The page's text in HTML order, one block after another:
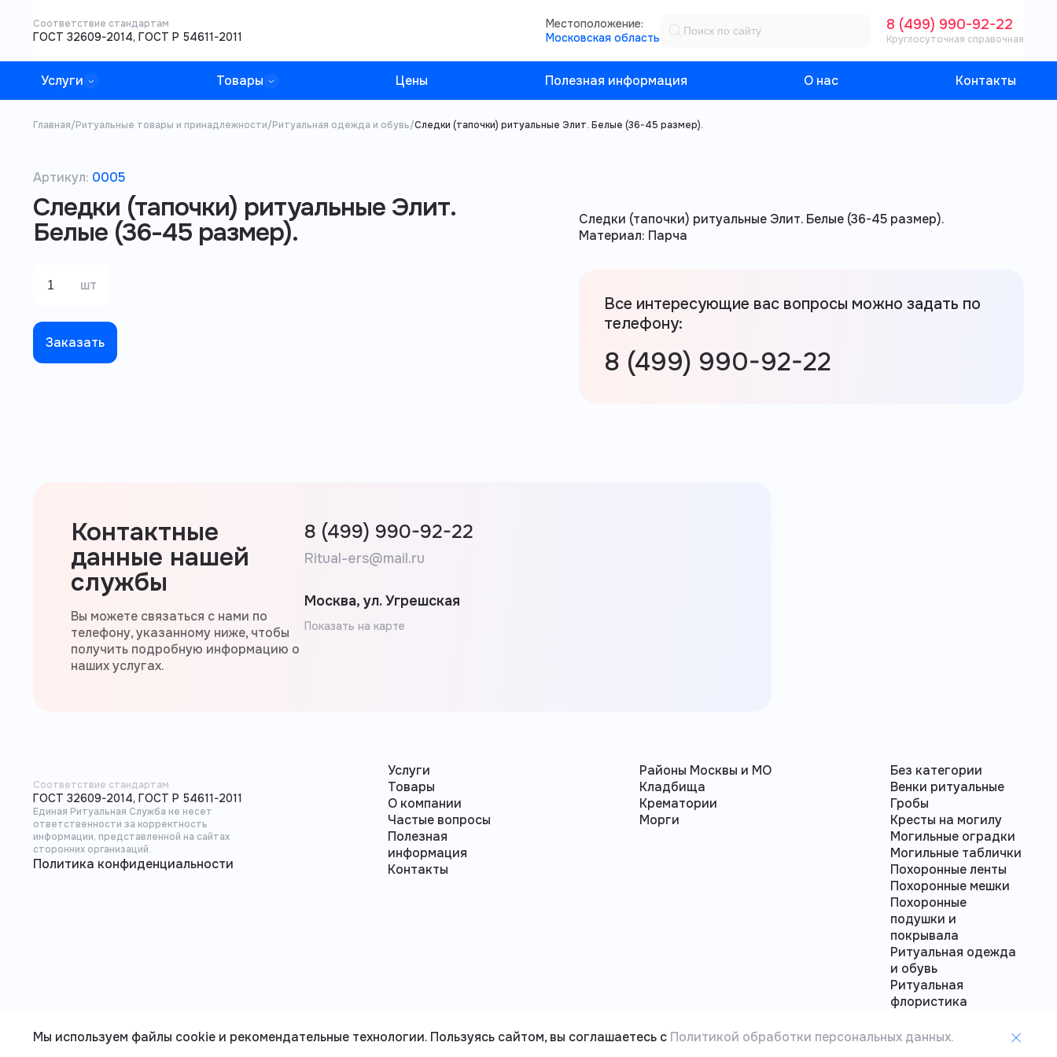
Соответствие стандартам
ГОСТ 32609-2014, ГОСТ Р 54611-2011
Местоположение:
Московская область
8 (499) 990-92-22
Круглосуточная справочная
Услуги Товары Цены Полезная информация О нас Контакты
Главная/Ритуальные товары и принадлежности/Ритуальная одежда и обувь/Следки (тапочки) ритуальные Элит. Белые (36-45 размер).
Артикул: 0005
Следки (тапочки) ритуальные Элит.
Белые (36-45 размер).
шт
Заказать
Следки (тапочки) ритуальные Элит. Белые (36-45 размер).
Материал: Парча
Все интересующие вас вопросы можно задать по
телефону:
8 (499) 990-92-22
Контактные
данные нашей
службы
Вы можете связаться с нами по
телефону, указанному ниже, чтобы
получить подробную информацию о
наших услугах.
8 (499) 990-92-22
Ritual-ers@mail.ru
Москва, ул. Угрешская
Показать на карте
Соответствие стандартам
ГОСТ 32609-2014, ГОСТ Р 54611-2011
Единая Ритуальная Служба не несет
ответственности за корректность
информации, представленной на сайтах
сторонних организаций.
Политика конфиденциальности
Услуги
Товары
О компании
Частые вопросы
Полезная
информация
Контакты
Районы Москвы и МО
Кладбища
Крематории
Морги
Без категории
Венки ритуальные
Гробы
Кресты на могилу
Могильные оградки
Могильные таблички
Похоронные ленты
Похоронные мешки
Похоронные
подушки и
покрывала
Ритуальная одежда
и обувь
Ритуальная
флористика
Мы используем файлы cookie и рекомендательные технологии. Пользуясь сайтом, вы соглашаетесь с Политикой обработки персональных данных. Privacy notice